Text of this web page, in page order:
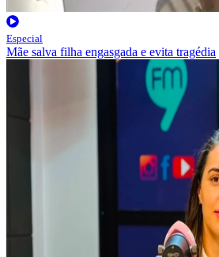
Especial
Mãe salva filha engasgada e evita tragédia